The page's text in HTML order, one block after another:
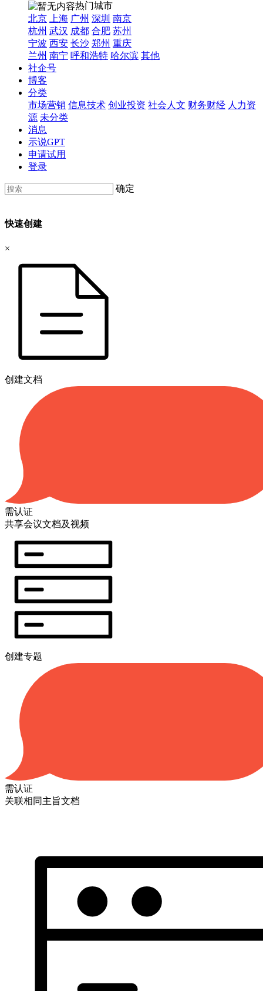
热门城市
北京
上海 广州 深圳 南京
杭州 武汉 成都 合肥 苏州
宁波 西安 长沙 郑州 重庆
兰州 南宁 呼和浩特 哈尔滨 其他
社企号
博客
分类
市场营销 信息技术 创业投资 社会人文 财务财经 人力资
源 未分类
消息
示说GPT
申请试用
登录
确定
快速创建
×
创建文档
需认证
共享会议文档及视频
创建专题
需认证
关联相同主旨文档